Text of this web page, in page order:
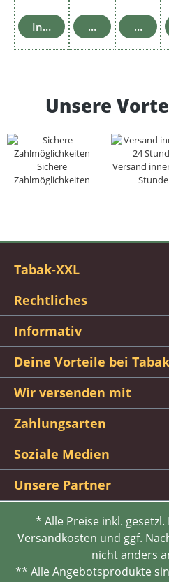
In den Warenkorb
In den In den
Unsere
Sichere
Zahlmöglichkeiten
Versand
Tabak-XXL
Rechtliches
Informativ
Deine Vorteile bei
Wir versenden mit
Zahlungsarten
Soziale Medien
Unsere Partner
* Alle Preise inkl.
Versandkosten und ggf.
nicht anders
** Alle Angebotsprodukte